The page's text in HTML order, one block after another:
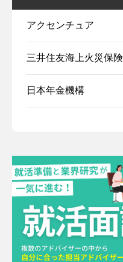
アクセンチュア
三井住友海上火災保険
日本年金機構